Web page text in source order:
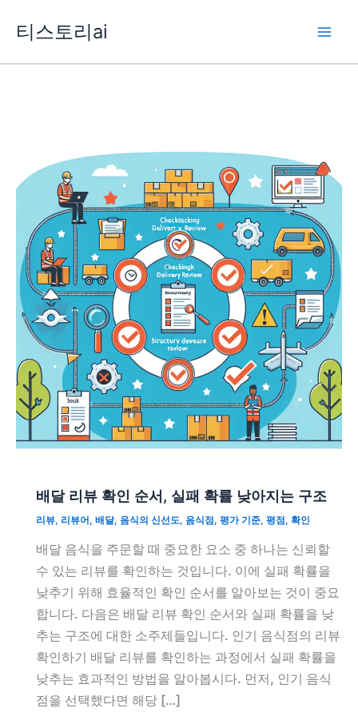
티스토리ai
배달 리뷰 확인 순서, 실패 확률 낮아지는 구조
리뷰, 리뷰어 , 배달, 음식의 신선도, 음식점 , 평가 기준, 평점 , 확인
배달 음식을 주문할 때 중요한 요소 중 하나는 신뢰할
수 있는 리뷰를 확인하는 것입니다. 이에 실패 확률을
낮추기 위해 효율적인 확인 순서를 알아보는 것이 중요
합니다. 다음은 배달 리뷰 확인 순서와 실패 확률을 낮
추는 구조에 대한 소주제들입니다. 인기 음식점의 리뷰
확인하기 배달 리뷰를 확인하는 과정에서 실패 확률을
낮추는 효과적인 방법을 알아봅시다. 먼저, 인기 음식
점을 선택했다면 해당 […]